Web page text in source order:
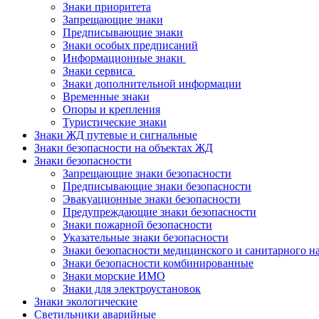
Знаки приоритета
Запрещающие знаки
Предписывающие знаки
Знаки особых предписаний
Информационные знаки
Знаки сервиса
Знаки дополнительной информации
Временные знаки
Опоры и крепления
Туристические знаки
Знаки ЖД путевые и сигнальные
Знаки безопасности на объектах ЖД
Знаки безопасности
Запрещающие знаки безопасности
Предписывающие знаки безопасности
Эвакуационные знаки безопасности
Предупреждающие знаки безопасности
Знаки пожарной безопасности
Указательные знаки безопасности
Знаки безопасности медицинского и санитарного
Знаки безопасности комбинированные
Знаки морские ИМО
Знаки для электроустановок
Знаки экологические
Светильники аварийные